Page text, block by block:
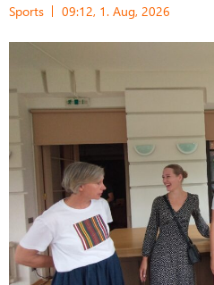
Sports 09:12, 1. Aug, 2026